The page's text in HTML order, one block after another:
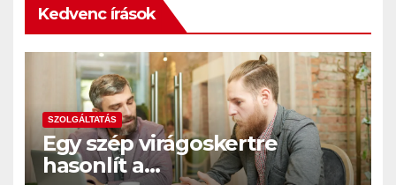
Kedvenc írások
SZOLGÁLTATÁS
Egy szép virágoskertre
hasonlít a